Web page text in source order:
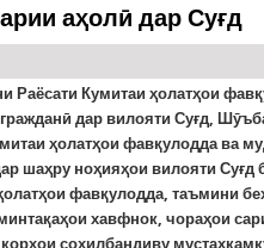
аҳолӣ дар Суғд
Раёсати Кумитаи ҳолатҳои
дар вилояти Суғд,
ҳолатҳои фавқулодда ва
шаҳру ноҳияҳои вилояти Суғд
фавқулодда, таъмини
хавфнок, чораҳои
корҳои соҳилбандиву